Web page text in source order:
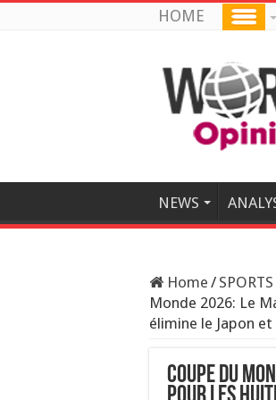
HOME
NEWS
Home /
Monde 2026: Le
élimine le Japon
Coupe du